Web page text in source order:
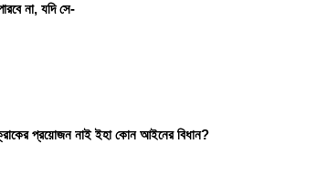
না, যদি সে-
প্রয়োজন নাই ইহা কোন আইনের বিধান?